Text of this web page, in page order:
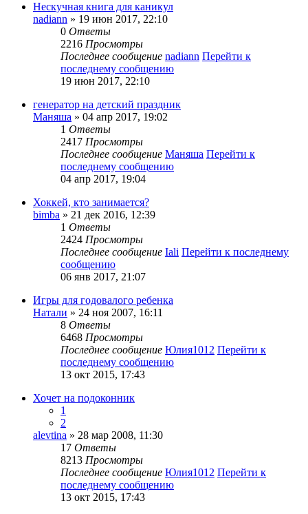
Нескучная книга для каникул
nadiann » 19 июн 2017, 22:10
0 Ответы
2216 Просмотры
Последнее сообщение nadiann Перейти к
последнему сообщению
19 июн 2017, 22:10
генератор на детский праздник
Маняша » 04 апр 2017, 19:02
1 Ответы
2417 Просмотры
Последнее сообщение Маняша Перейти к
последнему сообщению
04 апр 2017, 19:04
Хоккей, кто занимается?
bimba » 21 дек 2016, 12:39
1 Ответы
2424 Просмотры
Последнее сообщение Iali Перейти к последнему
сообщению
06 янв 2017, 21:07
Игры для годовалого ребенка
Натали » 24 ноя 2007, 16:11
8 Ответы
6468 Просмотры
Последнее сообщение Юлия1012 Перейти к
последнему сообщению
13 окт 2015, 17:43
Хочет на подоконник
1
2
alevtina » 28 мар 2008, 11:30
17 Ответы
8213 Просмотры
Последнее сообщение Юлия1012 Перейти к
последнему сообщению
13 окт 2015, 17:43